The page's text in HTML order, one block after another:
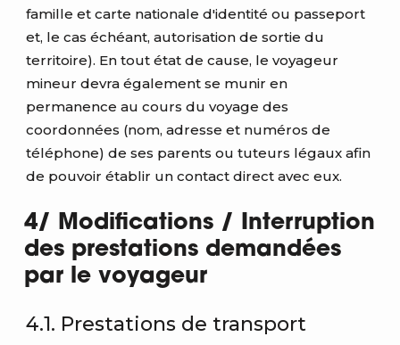
famille et carte nationale d'identité ou passeport
et, le cas échéant, autorisation de sortie du
territoire). En tout état de cause, le voyageur
mineur devra également se munir en
permanence au cours du voyage des
coordonnées (nom, adresse et numéros de
téléphone) de ses parents ou tuteurs légaux afin
de pouvoir établir un contact direct avec eux.
4/ Modifications / Interruption
des prestations demandées
par le voyageur
4.1. Prestations de transport